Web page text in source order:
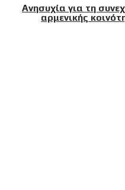
Ανησυχία για τη
αρμενικής